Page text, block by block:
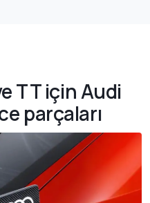
TT için Audi
parçaları